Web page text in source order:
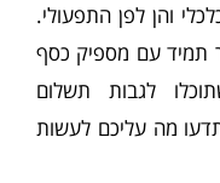
והן לפן התפעולי.
תמיד עם מספיק כסף
לגבות תשלום
מה עליכם לעשות